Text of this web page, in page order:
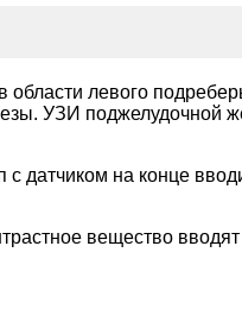
области левого
УЗИ поджелудочной
датчиком на конце
вещество